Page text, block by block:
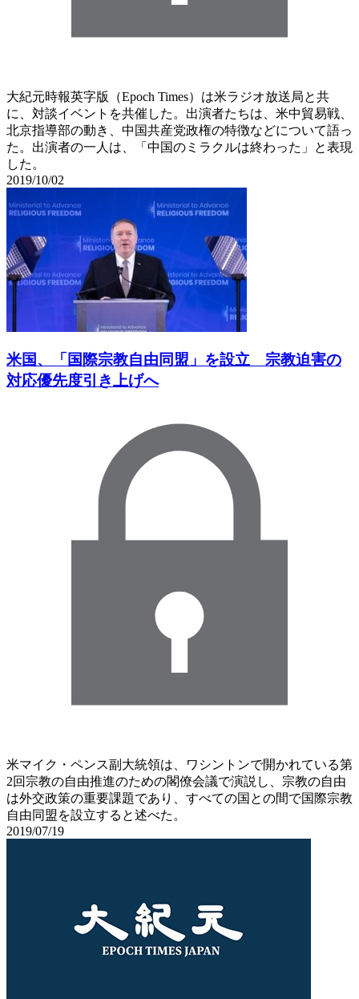
大紀元時報英字版（Epoch Times）は米ラジオ放送局と共
に、対談イベントを共催した。出演者たちは、米中貿易戦、
北京指導部の動き、中国共産党政権の特徴などについて語っ
た。出演者の一人は、「中国のミラクルは終わった」と表現
した。
2019/10/02
米国、「国際宗教自由同盟」を設立 宗教迫害の
対応優先度引き上げへ
米マイク・ペンス副大統領は、ワシントンで開かれている第
2回宗教の自由推進のための閣僚会議で演説し、宗教の自由
は外交政策の重要課題であり、すべての国との間で国際宗教
自由同盟を設立すると述べた。
2019/07/19